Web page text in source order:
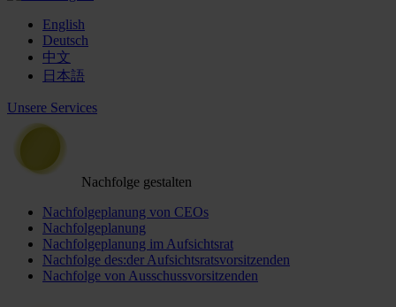
English
Deutsch
中文
日本語
Unsere Services
Nachfolge gestalten
Nachfolgeplanung von CEOs
Nachfolgeplanung
Nachfolgeplanung im Aufsichtsrat
Nachfolge des:der Aufsichtsratsvorsitzenden
Nachfolge von Ausschussvorsitzenden